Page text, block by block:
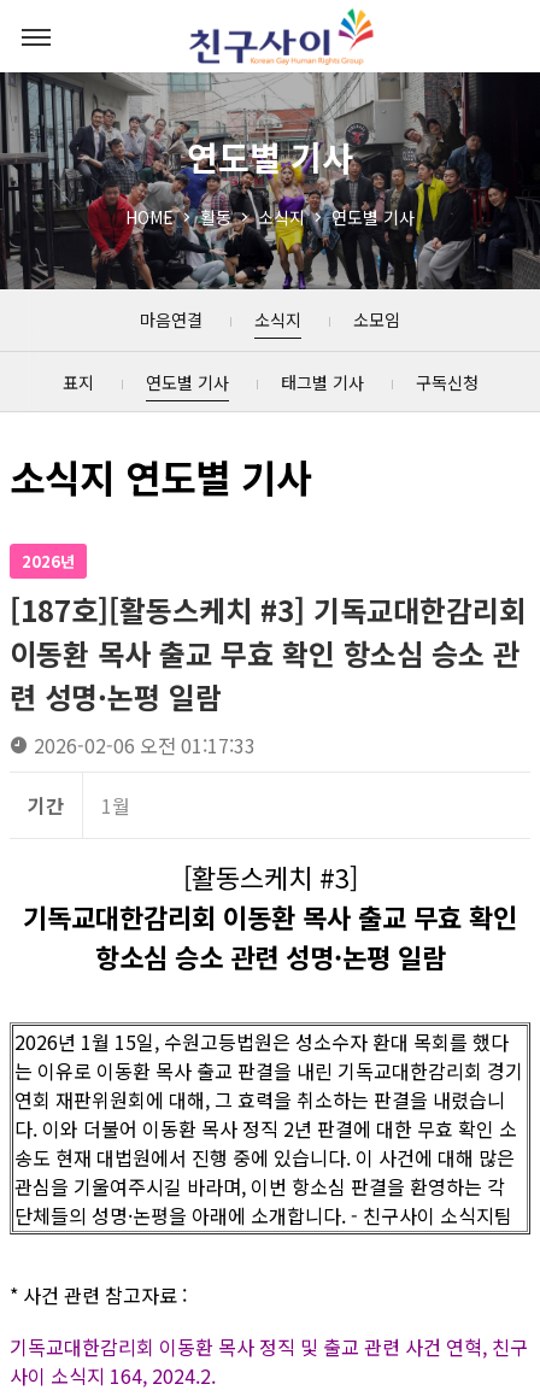
연도별 기사
HOME 활동 소식지 연도별 기사
마음연결 소식지 소모임
표지 연도별 기사 태그별 기사 구독신청
소식지 연도별 기사
2026년
[187호][활동스케치 #3] 기독교대한감리회
이동환 목사 출교 무효 확인 항소심 승소 관
련 성명·논평 일람
2026-02-06 오전 01:17:33
기간 1월
[활동스케치 #3]
기독교대한감리회 이동환 목사 출교 무효 확인
항소심 승소 관련 성명·논평 일람
2026년 1월 15일, 수원고등법원은 성소수자 환대 목회를 했다
는 이유로 이동환 목사 출교 판결을 내린 기독교대한감리회 경기
연회 재판위원회에 대해, 그 효력을 취소하는 판결을 내렸습니
다. 이와 더불어 이동환 목사 정직 2년 판결에 대한 무효 확인 소
송도 현재 대법원에서 진행 중에 있습니다. 이 사건에 대해 많은
관심을 기울여주시길 바라며, 이번 항소심 판결을 환영하는 각
단체들의 성명·논평을 아래에 소개합니다. - 친구사이 소식지팀
* 사건 관련 참고자료 :
기독교대한감리회 이동환 목사 정직 및 출교 관련 사건 연혁, 친구
사이 소식지 164, 2024.2.